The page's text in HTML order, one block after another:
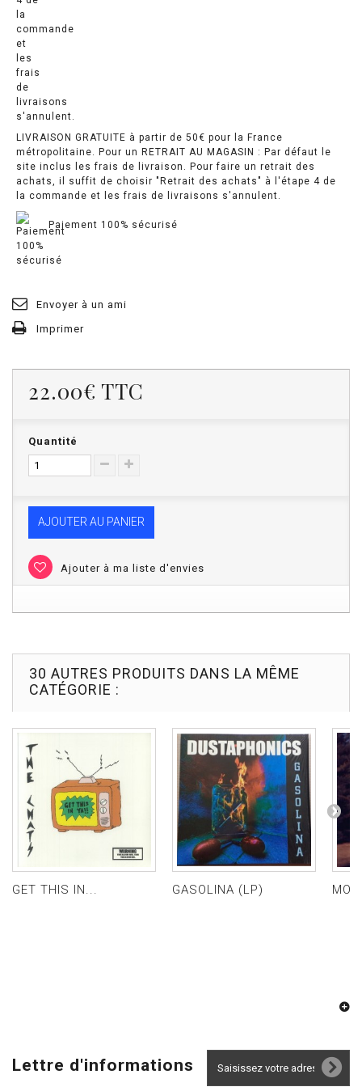
LIVRAISON GRATUITE à partir de 50€ pour la France
métropolitaine. Pour un RETRAIT AU MAGASIN : Par défaut le
site inclus les frais de livraison. Pour faire un retrait des
achats, il suffit de choisir "Retrait des achats" à l'étape 4 de
la commande et les frais de livraisons s'annulent.
Paiement 100% sécurisé
Envoyer à un ami
Imprimer
22.00€ TTC
Quantité
AJOUTER AU PANIER
Ajouter à ma liste d'envies
30 AUTRES PRODUITS DANS LA MÊME
CATÉGORIE :
GET THIS IN... GASOLINA (LP)
Lettre d'informations